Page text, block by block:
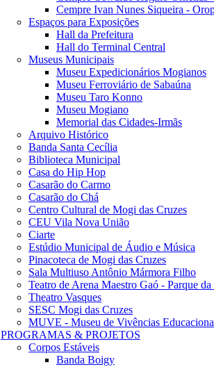
Cempre Ivan Nunes Siqueira -
Espaços para Exposições
Hall da Prefeitura
Hall do Terminal Central
Museus Municipais
Museu Expedicionários Mogianos
Museu Ferroviário de Sabaúna
Museu Taro Konno
Museu Mogiano
Memorial das Cidades-Irmãs
Arquivo Histórico
Banda Santa Cecília
Biblioteca Municipal
Casa do Hip Hop
Casarão do Carmo
Casarão do Chá
Centro Cultural de Mogi das Cruzes
CEU Vila Nova União
Ciarte
Estúdio Municipal de Áudio e Música
Pinacoteca de Mogi das Cruzes
Sala Multiuso Antônio Mármora Filho
Teatro de Arena Maestro Gaó - Parque
Theatro Vasques
SESC Mogi das Cruzes
MUVE - Museu de Vivências
PROGRAMAS & PROJETOS
Corpos Estáveis
Banda Boigy